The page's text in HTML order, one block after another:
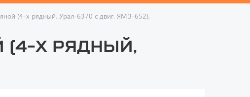
(4-х рядный, Урал-6370 с двиг. ЯМЗ-652),
(4-х рядный,